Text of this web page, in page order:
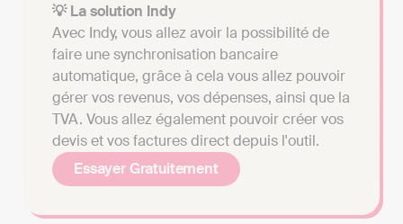
💡 La solution Indy
Avec Indy, vous allez avoir la possibilité de
faire une synchronisation bancaire
automatique, grâce à cela vous allez pouvoir
gérer vos revenus, vos dépenses, ainsi que la
TVA. Vous allez également pouvoir créer vos
devis et vos factures direct depuis l'outil.
Essayer Gratuitement